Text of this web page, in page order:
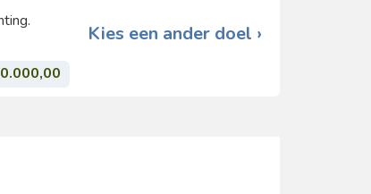
Kies een ander doel ›